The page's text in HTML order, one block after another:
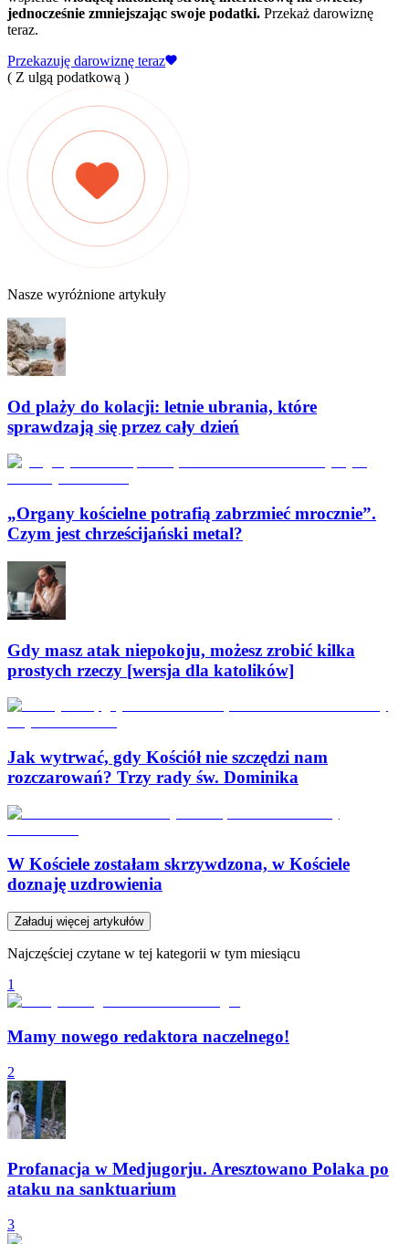
jednocześnie zmniejszając swoje podatki. Przekaż darowiznę
teraz.
Przekazuję darowiznę teraz
( Z ulgą podatkową )
Nasze wyróżnione artykuły
Od plaży do kolacji: letnie ubrania, które
sprawdzają się przez cały dzień
„Organy kościelne potrafią zabrzmieć mrocznie”.
Czym jest chrześcijański metal?
Gdy masz atak niepokoju, możesz zrobić kilka
prostych rzeczy [wersja dla katolików]
Jak wytrwać, gdy Kościół nie szczędzi nam
rozczarowań? Trzy rady św. Dominika
W Kościele zostałam skrzywdzona, w Kościele
doznaję uzdrowienia
Załaduj więcej artykułów
Najczęściej czytane w tej kategorii w tym miesiącu
1
Mamy nowego redaktora naczelnego!
2
Profanacja w Medjugorju. Aresztowano Polaka po
ataku na sanktuarium
3